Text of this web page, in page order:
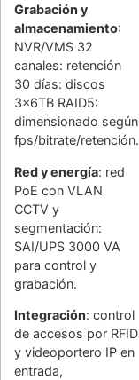
Grabación y
almacenamiento:
NVR/VMS 32
canales: retención
30 días: discos
3x6TB RAID5:
dimensionado según
fps/bitrate/retención.
Red y energía: red
PoE con VLAN
CCTV y
segmentación:
SAI/UPS 3000 VA
para control y
grabación.
Integración: control
de accesos por RFID
y videoportero IP en
entrada,